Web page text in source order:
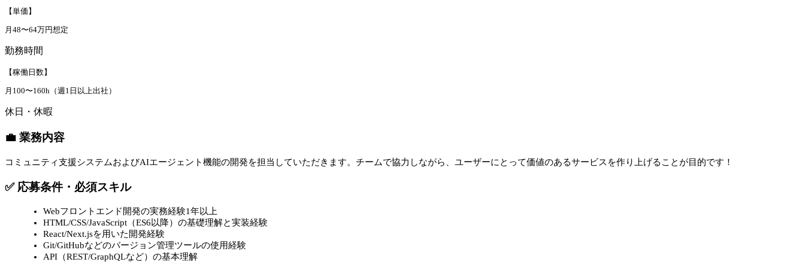
【単価】
月48〜64万円想定
勤務時間
【稼働日数】
月100〜160h（週1日以上出社）
休日・休暇
💼 業務内容
コミュニティ支援システムおよびAIエージェント機能の開発を担当していただきます。チームで協力しながら、ユーザーにとって価値のあるサービスを作り上げることが目的です！
✅ 応募条件・必須スキル
Webフロントエンド開発の実務経験1年以上
HTML/CSS/JavaScript（ES6以降）の基礎理解と実装経験
React/Next.jsを用いた開発経験
Git/GitHubなどのバージョン管理ツールの使用経験
API（REST/GraphQLなど）の基本理解